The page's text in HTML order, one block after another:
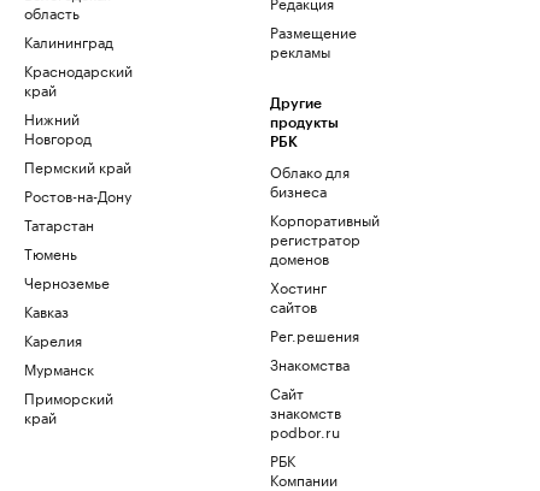
область
Калининград
Краснодарский
край
Нижний
Новгород
Пермский край
Ростов-на-Дону
Татарстан
Тюмень
Черноземье
Кавказ
Карелия
Мурманск
Приморский
край
Размещение
рекламы
Другие
продукты
РБК
Облако для
бизнеса
Корпоративный
регистратор
доменов
Хостинг
сайтов
Рег.решения
Знакомства
Сайт
знакомств
podbor.ru
РБК
Компании